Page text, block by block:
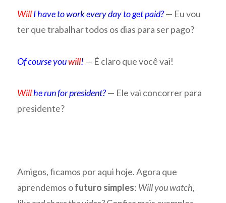
WillI have to work every day to get paid?— Eu vou
ter que trabalhar todos os dias para ser pago?
Of course youwill! — É claro que você vai!
Willhe run for president?— Ele vai concorrer para
presidente?
Amigos, ficamos por aqui hoje. Agora que
aprendemos ofuturo simples: Will you watch,